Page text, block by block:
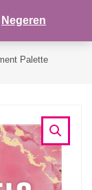
Palette
Negeren